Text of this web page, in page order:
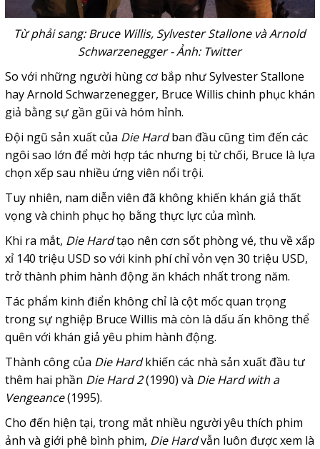
Từ phải sang: Bruce Willis, Sylvester Stallone và Arnold
Schwarzenegger - Ảnh: Twitter
So với những người hùng cơ bắp như Sylvester Stallone
hay Arnold Schwarzenegger, Bruce Willis chinh phục khán
giả bằng sự gần gũi và hóm hỉnh.
Đội ngũ sản xuất của Die Hard ban đầu cũng tìm đến các
ngôi sao lớn để mời hợp tác nhưng bị từ chối, Bruce là lựa
chọn xếp sau nhiều ứng viên nổi trội.
Tuy nhiên, nam diễn viên đã không khiến khán giả thất
vọng và chinh phục họ bằng thực lực của mình.
Khi ra mắt, Die Hardtạo nên cơn sốt phòng vé, thu về xấp
xỉ 140 triệu USD so với kinh phí chỉ vỏn vẹn 30 triệu USD,
trở thành phim hành động ăn khách nhất trong năm.
Tác phẩm kinh điển không chỉ là cột mốc quan trọng
trong sự nghiệp Bruce Willis mà còn là dấu ấn không thể
quên với khán giả yêu phim hành động.
Thành công của Die Hard khiến các nhà sản xuất đầu tư
thêm hai phần Die Hard 2(1990) và Die Hard with a
Vengeance(1995).
Cho đến hiện tại, trong mắt nhiều người yêu thích phim
ảnh và giới phê bình phim, Die Hardvẫn luôn được xem là